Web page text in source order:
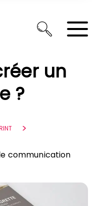
un
?
communication